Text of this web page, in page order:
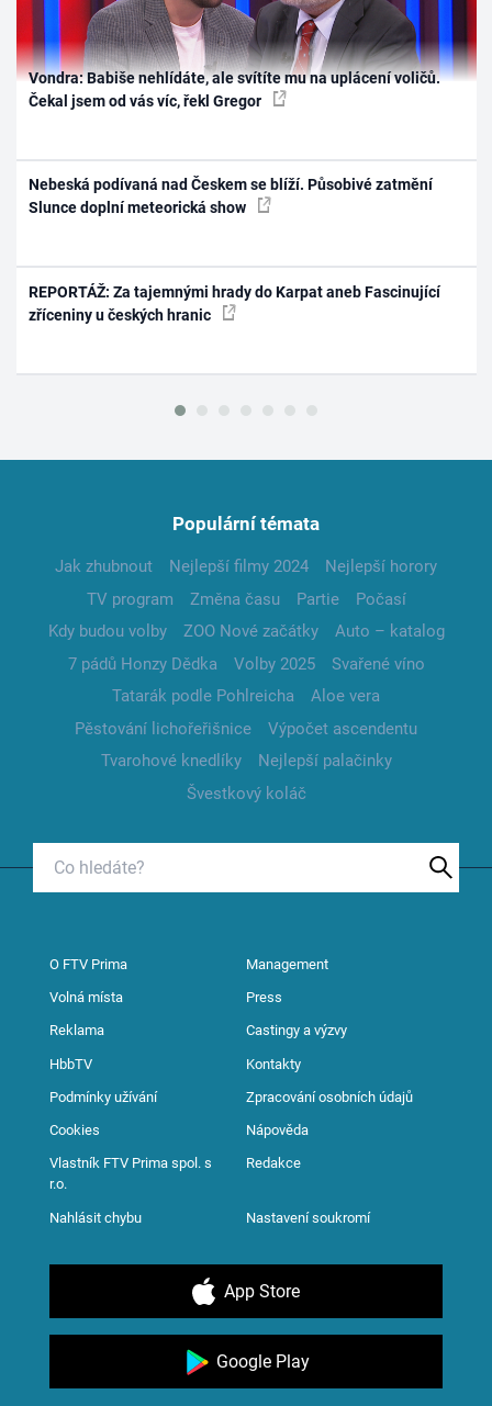
Vondra: Babiše nehlídáte, ale svítíte mu na uplácení voličů.
Čekal jsem od vás víc, řekl Gregor
Nebeská podívaná nad Českem se blíží. Působivé zatmění
Slunce doplní meteorická show
REPORTÁŽ: Za tajemnými hrady do Karpat aneb Fascinující
zříceniny u českých hranic
Populární témata
Jak zhubnout Nejlepší filmy 2024
Nejlepší horory
TV program
Změna času Partie
Počasí
Kdy budou volby
ZOO Nové začátky
Auto – katalog
7 pádů Honzy Dědka
Volby 2025
Svařené víno
Tatarák podle Pohlreicha
Aloe vera
Pěstování lichořeřišnice
Výpočet ascendentu
Tvarohové knedlíky
Nejlepší palačinky
Švestkový koláč
O FTV Prima Management
Volná místa Press
Reklama Castingy a výzvy
HbbTV Kontakty
Podmínky užívání Zpracování osobních údajů
Cookies Nápověda
Vlastník FTV Prima spol. s
r.o.
Redakce
Nahlásit chybu Nastavení soukromí
App Store
Google Play